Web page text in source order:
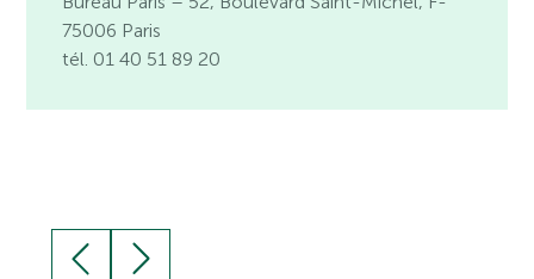
75006 Paris
tél. 01 40 51 89 20